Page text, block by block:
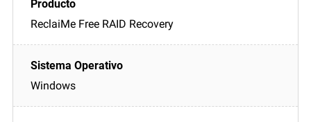
ReclaiMe Free RAID Recovery
Windows